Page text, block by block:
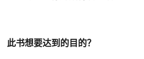
此书想要达到的目的？